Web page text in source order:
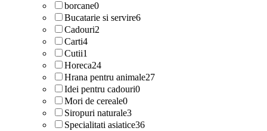
borcane0
Bucatarie si servire6
Cadouri2
Carti4
Cutii1
Horeca24
Hrana pentru animale27
Idei pentru cadouri0
Mori de cereale0
Siropuri naturale3
Specialitati asiatice36